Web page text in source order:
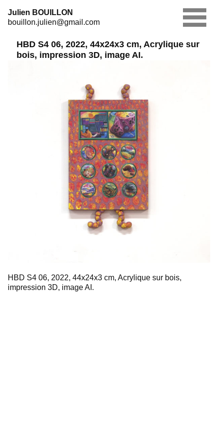
Skip
to
Julien BOUILLON
bouillon.julien@gmail.com
HBD S4 06, 2022, 44x24x3 cm, Acrylique sur
bois, impression 3D, image AI.
HBD S4 06, 2022, 44x24x3 cm, Acrylique sur bois,
impression 3D, image AI.